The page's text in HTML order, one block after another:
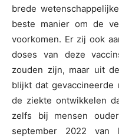
brede
beste manier om de
voorkomen. Er zij ook
doses van deze
zouden zijn, maar uit
blijkt dat gevaccineerde
de ziekte ontwikkelen
zelfs bij mensen
september 2022 van